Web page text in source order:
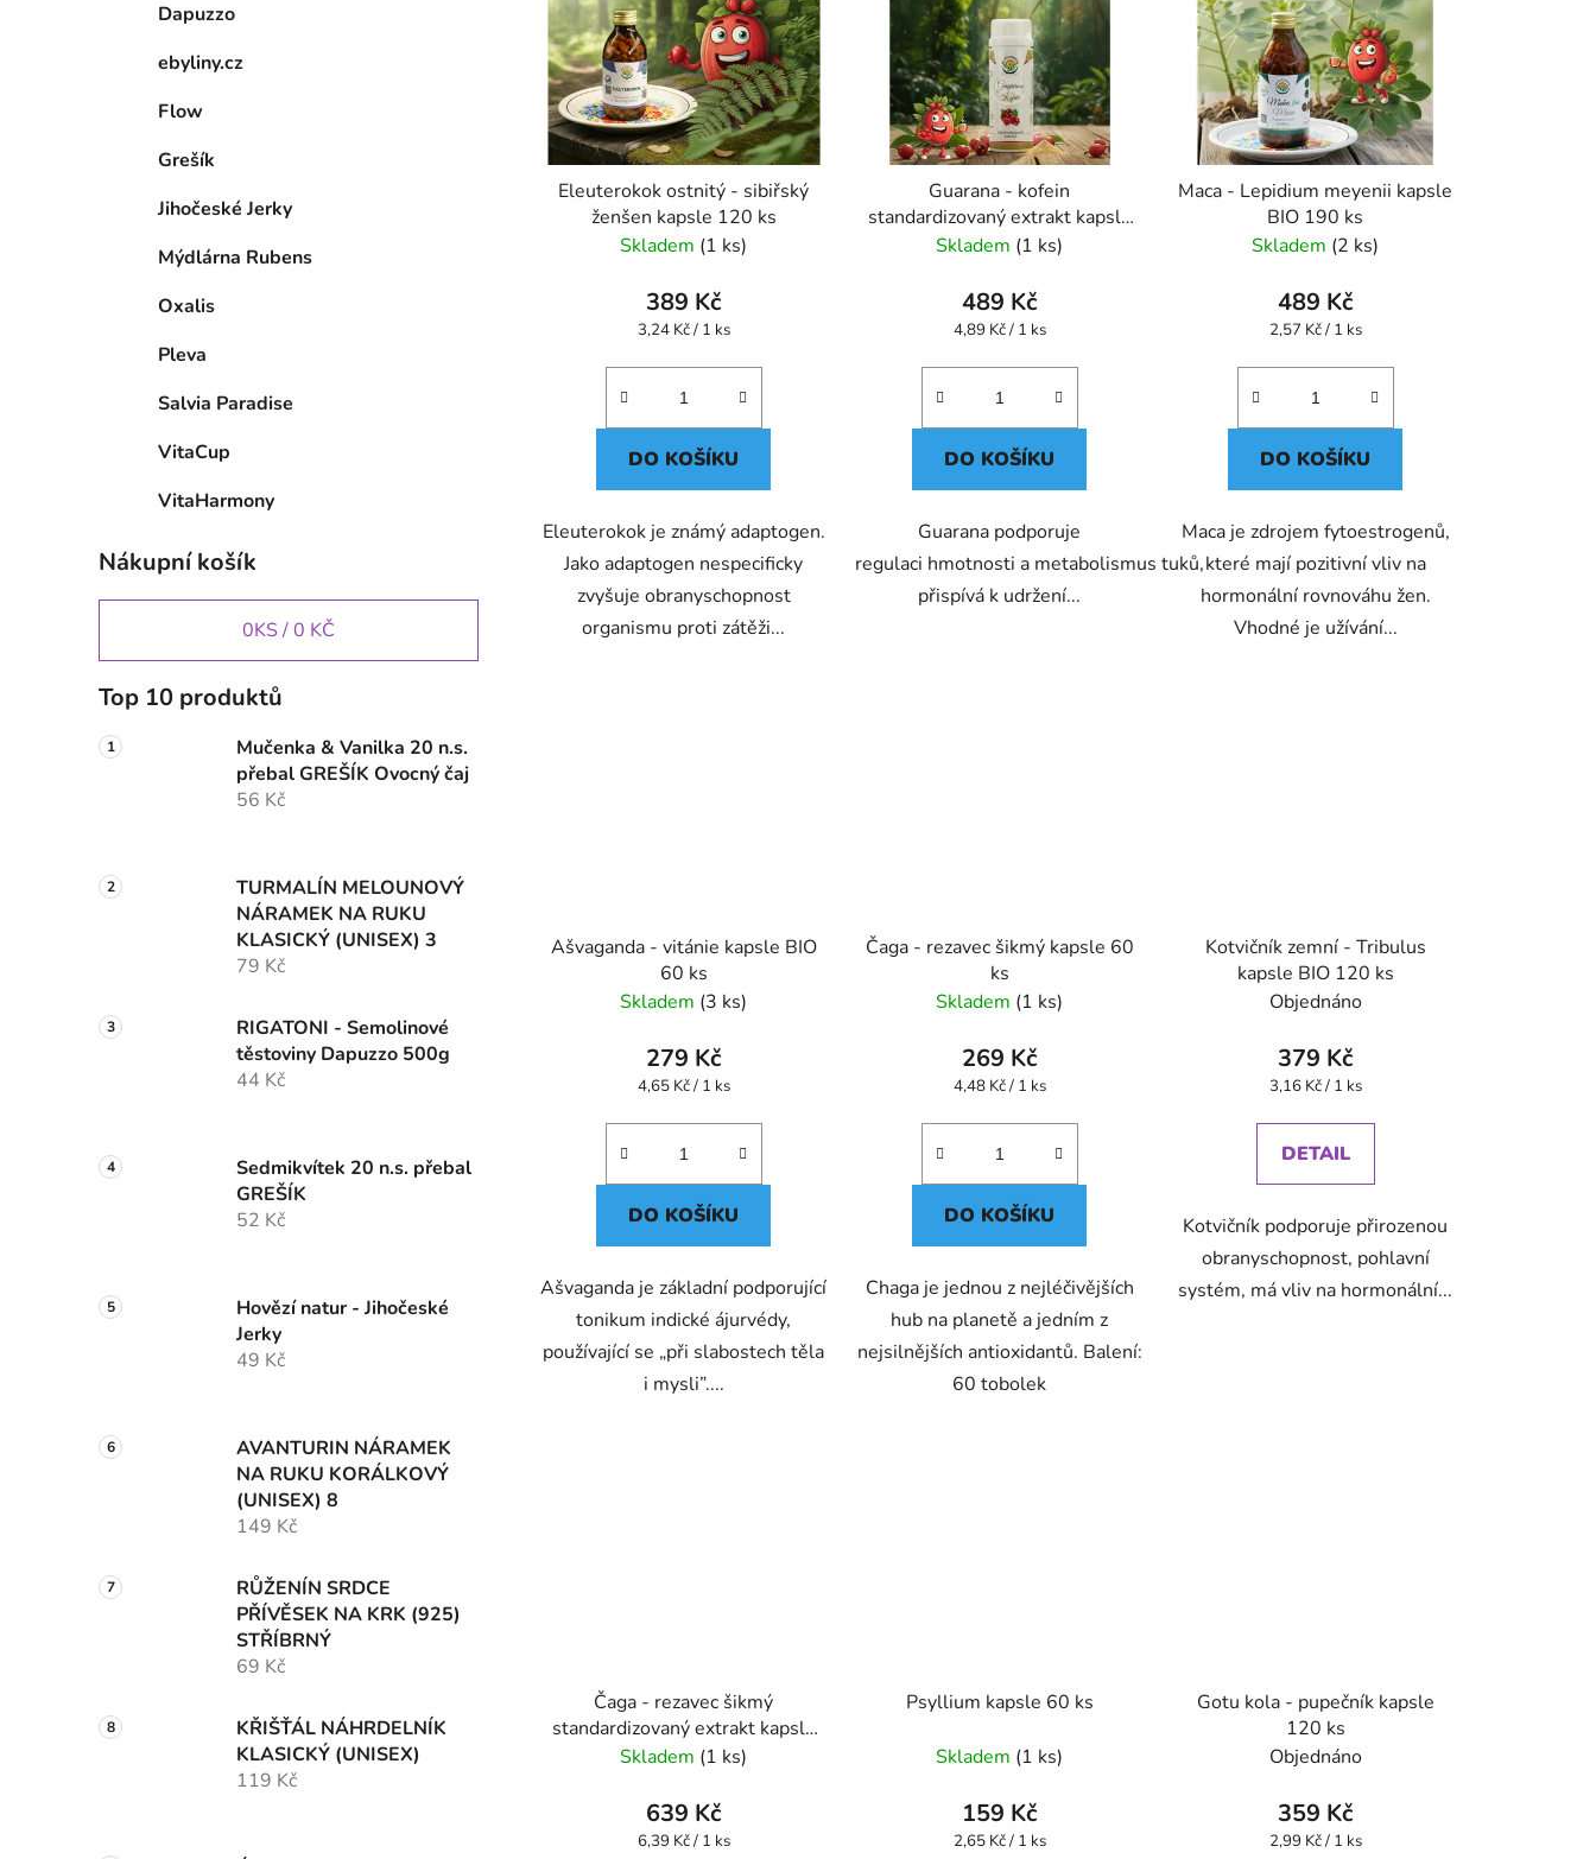
Dapuzzo
ebyliny.cz
Flow
Grešík
Jihočeské Jerky
Mýdlárna Rubens
Oxalis
Pleva
Salvia Paradise
VitaCup
VitaHarmony
Nákupní košík
0KS /0 KČ
Top 10 produktů
Mučenka & Vanilka 20 n.s.
přebal GREŠÍK Ovocný čaj
56 Kč
TURMALÍN MELOUNOVÝ
NÁRAMEK NA RUKU
KLASICKÝ (UNISEX) 3
79 Kč
RIGATONI - Semolinové
těstoviny Dapuzzo 500g
44 Kč
Sedmikvítek 20 n.s. přebal
GREŠÍK
52 Kč
Hovězí natur - Jihočeské
Jerky
49 Kč
AVANTURIN NÁRAMEK
NA RUKU KORÁLKOVÝ
(UNISEX) 8
149 Kč
RŮŽENÍN SRDCE
PŘÍVĚSEK NA KRK (925)
STŘÍBRNÝ
69 Kč
KŘIŠŤÁL NÁHRDELNÍK
KLASICKÝ (UNISEX)
119 Kč
Eleuterokok ostnitý - sibiřský
ženšen kapsle 120 ks
Skladem (1 ks)
389 Kč
Měrná
3,24 Kč / 1 ks
DO KOŠÍKU
Eleuterokok je známý adaptogen.
Jako adaptogen nespecificky
zvyšuje obranyschopnost
organismu proti zátěži...
Guarana - kofein
standardizovaný extrakt kapsle
100 ks
Skladem (1 ks)
489 Kč
Měrná
4,89 Kč / 1 ks
DO KOŠÍKU
Guarana podporuje
regulaci hmotnosti a metabolismus tuků,
přispívá k udržení...
Maca - Lepidium meyenii kapsle
BIO 190 ks
Skladem (2 ks)
489 Kč
Měrná
2,57 Kč / 1 ks
DO KOŠÍKU
Maca je zdrojem fytoestrogenů,
které mají pozitivní vliv na
hormonální rovnováhu žen.
Vhodné je užívání...
Ašvaganda - vitánie kapsle BIO
60 ks
Skladem (3 ks)
279 Kč
Měrná
4,65 Kč / 1 ks
DO KOŠÍKU
Ašvaganda je základní podporující
tonikum indické ájurvédy,
používající se „při slabostech těla
i mysli”....
Čaga - rezavec šikmý kapsle 60
ks
Skladem (1 ks)
269 Kč
Měrná
4,48 Kč / 1 ks
DO KOŠÍKU
Chaga je jednou z nejléčivějších
hub na planetě a jedním z
nejsilnějších antioxidantů. Balení:
60 tobolek
Kotvičník zemní - Tribulus
kapsle BIO 120 ks
Objednáno
379 Kč
Měrná
3,16 Kč / 1 ks
DETAIL
Kotvičník podporuje přirozenou
obranyschopnost, pohlavní
systém, má vliv na hormonální...
Čaga - rezavec šikmý
standardizovaný extrakt kapsle
100 ks
Skladem (1 ks)
639 Kč
Měrná
6,39 Kč / 1 ks
Psyllium kapsle 60 ks
Skladem (1 ks)
159 Kč
Měrná
2,65 Kč / 1 ks
Gotu kola - pupečník kapsle
120 ks
Objednáno
359 Kč
Měrná
2,99 Kč / 1 ks